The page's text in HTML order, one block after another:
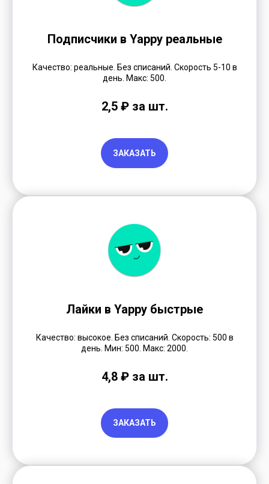
Подписчики в Yappy реальные
Качество: реальные. Без списаний. Скорость 5-10 в
день. Макс: 500.
2,5 ₽ за шт.
ЗАКАЗАТЬ
Лайки в Yappy быстрые
Качество: высокое. Без списаний. Скорость: 500 в
день. Мин: 500. Макс: 2000.
4,8 ₽ за шт.
ЗАКАЗАТЬ